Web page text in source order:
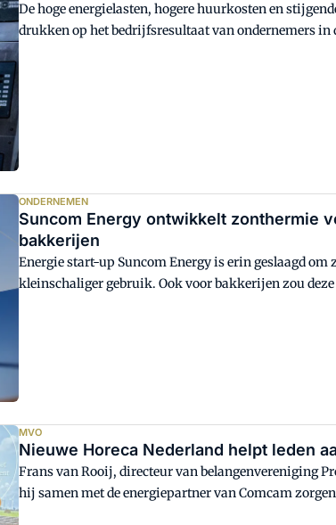
De hoge energielasten, hogere huurkosten en
drukken op het bedrijfsresultaat van ondernemers
ONDERNEMEN
Suncom Energy ontwikkelt zonthermie voor kleinschaliger gebruik - ook voor
bakkerijen
Energie start-up Suncom Energy is erin geslaagd
kleinschaliger gebruik. Ook voor bakkerijen zou
MVO
Nieuwe Horeca Nederland helpt leden
Frans van Rooij, directeur van belangenvereniging
hij samen met de energiepartner van Comcam